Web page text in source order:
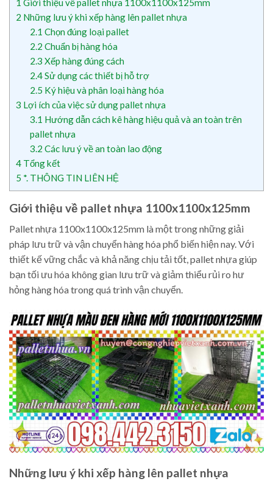
2 Những lưu ý khi xếp hàng lên pallet nhựa
2.1 Chọn đúng loại pallet
2.2 Chuẩn bị hàng hóa
2.3 Xếp hàng đúng cách
2.4Sử dụng các thiết bị hỗ trợ
2.5 Ký hiệu và phân loại hàng hóa
3 Lợi ích của việc sử dụng pallet nhựa
3.1 Hướng dẫn cách kê hàng hiệu quả và an toàn trên
pallet nhựa
3.2 Các lưu ý về an toàn lao động
4 Tổng kết
5 *. THÔNG TIN LIÊN HỆ
Giới thiệu về pallet nhựa 1100x1100x125mm
Pallet nhựa 1100x1100x125mm là một trong những giải
pháp lưu trữ và vận chuyển hàng hóa phổ biến hiện nay. Với
thiết kế vững chắc và khả năng chịu tải tốt, pallet nhựa giúp
bạn tối ưu hóa không gian lưu trữ và giảm thiểu rủi ro hư
hỏng hàng hóa trong quá trình vận chuyển.
Những lưu ý khi xếp hàng lên pallet nhựa